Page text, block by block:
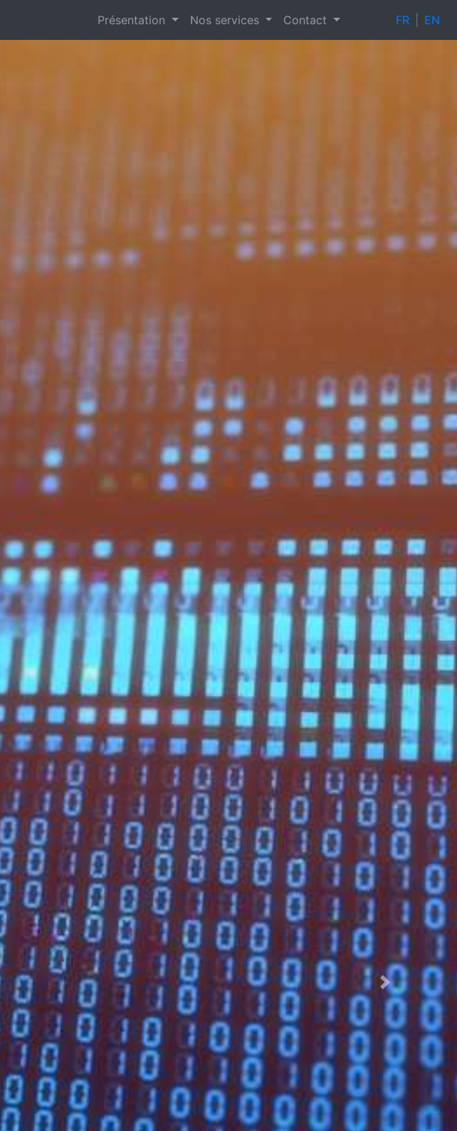
Présentation Nos services Contact FR EN
Suivant